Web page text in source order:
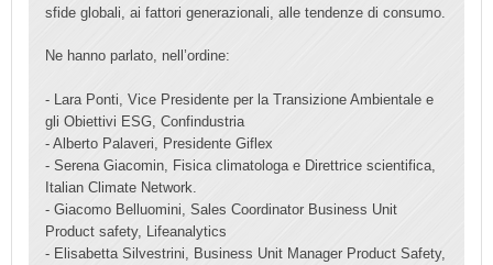
sfide globali, ai fattori generazionali, alle tendenze di consumo.
Ne hanno parlato, nell’ordine:
- Lara Ponti, Vice Presidente per la Transizione Ambientale e
gli Obiettivi ESG, Confindustria
- Alberto Palaveri, Presidente Giflex
- Serena Giacomin, Fisica climatologa e Direttrice scientifica,
Italian Climate Network.
- Giacomo Belluomini, Sales Coordinator Business Unit
Product safety, Lifeanalytics
- Elisabetta Silvestrini, Business Unit Manager Product Safety,